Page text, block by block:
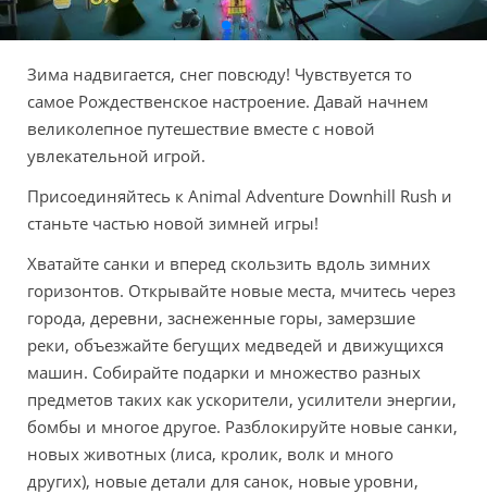
Зима надвигается, снег повсюду! Чувствуется то
самое Рождественское настроение. Давай начнем
великолепное путешествие вместе с новой
увлекательной игрой.
Присоединяйтесь к Animal Adventure Downhill Rush и
станьте частью новой зимней игры!
Хватайте санки и вперед скользить вдоль зимних
горизонтов. Открывайте новые места, мчитесь через
города, деревни, заснеженные горы, замерзшие
реки, объезжайте бегущих медведей и движущихся
машин. Собирайте подарки и множество разных
предметов таких как ускорители, усилители энергии,
бомбы и многое другое. Разблокируйте новые санки,
новых животных (лиса, кролик, волк и много
других), новые детали для санок, новые уровни,